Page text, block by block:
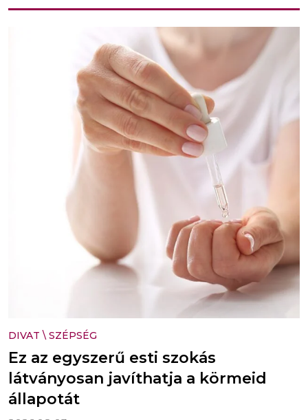
DIVAT \ SZÉPSÉG
Ez az egyszerű esti szokás
látványosan javíthatja a körmeid
állapotát